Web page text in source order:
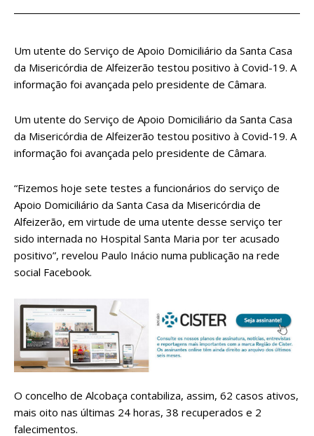
Um utente do Serviço de Apoio Domiciliário da Santa Casa
da Misericórdia de Alfeizerão testou positivo à Covid-19. A
informação foi avançada pelo presidente de Câmara.
Um utente do Serviço de Apoio Domiciliário da Santa Casa
da Misericórdia de Alfeizerão testou positivo à Covid-19. A
informação foi avançada pelo presidente de Câmara.
“Fizemos hoje sete testes a funcionários do serviço de
Apoio Domiciliário da Santa Casa da Misericórdia de
Alfeizerão, em virtude de uma utente desse serviço ter
sido internada no Hospital Santa Maria por ter acusado
positivo”, revelou Paulo Inácio numa publicação na rede
social Facebook.
O concelho de Alcobaça contabiliza, assim, 62 casos ativos,
mais oito nas últimas 24 horas, 38 recuperados e 2
falecimentos.